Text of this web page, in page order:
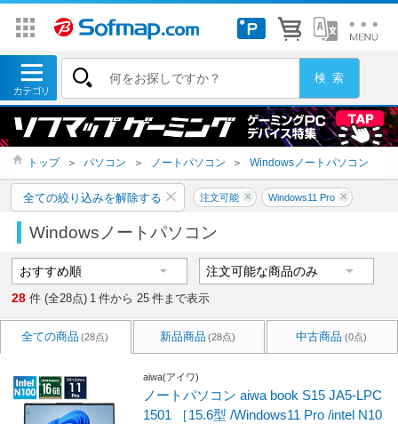
トップ ＞ パソコン ＞ ノートパソコン ＞ Windowsノートパソコン
全ての絞り込みを解除する 注文可能 Windows11 Pro
Windowsノートパソコン
28 件 (全28点) 1 件から 25 件まで表示
全ての商品 (28点) 新品商品 (28点) 中古商品 (0点)
aiwa(アイワ)
ノートパソコン aiwa book S15 JA5-LPC
1501 ［15.6型 /Windows11 Pro /intel N10